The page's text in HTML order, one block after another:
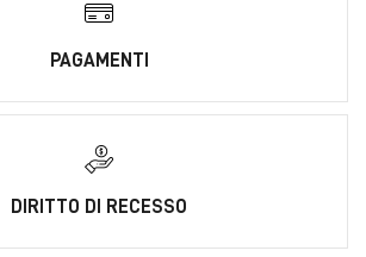
PAGAMENTI
DIRITTO DI RECESSO